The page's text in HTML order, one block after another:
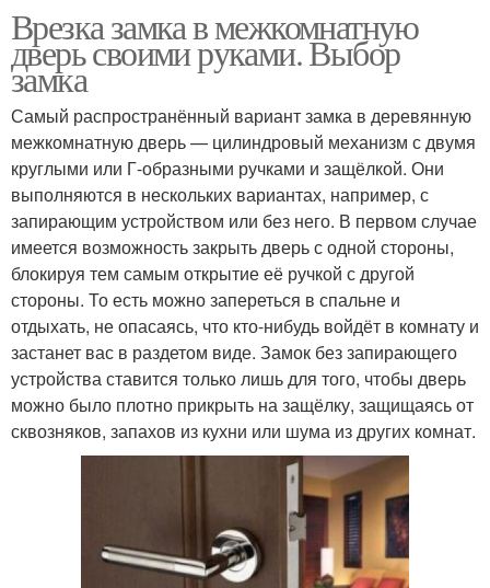
Врезка замка в межкомнатную
дверь своими руками. Выбор
замка
Самый распространённый вариант замка в деревянную
межкомнатную дверь — цилиндровый механизм с двумя
круглыми или Г-образными ручками и защёлкой. Они
выполняются в нескольких вариантах, например, с
запирающим устройством или без него. В первом случае
имеется возможность закрыть дверь с одной стороны,
блокируя тем самым открытие её ручкой с другой
стороны. То есть можно запереться в спальне и
отдыхать, не опасаясь, что кто-нибудь войдёт в комнату и
застанет вас в раздетом виде. Замок без запирающего
устройства ставится только лишь для того, чтобы дверь
можно было плотно прикрыть на защёлку, защищаясь от
сквозняков, запахов из кухни или шума из других комнат.